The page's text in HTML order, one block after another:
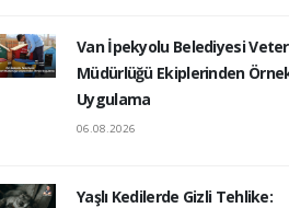
Van İpekyolu Belediyesi
Müdürlüğü Ekiplerinden
Uygulama
06.08.2026
Yaşlı Kedilerde Gizli Tehlike: